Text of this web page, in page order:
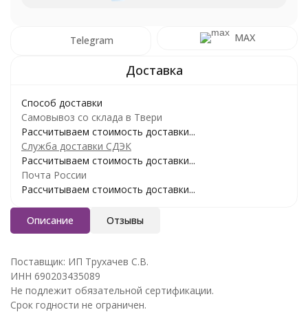
Telegram MAX
Способ доставки
Самовывоз со склада в Твери
Рассчитываем стоимость доставки...
Служба доставки СДЭК
Рассчитываем стоимость доставки...
Почта России
Рассчитываем стоимость доставки...
Описание Отзывы
Поставщик: ИП Трухачев С.В.
ИНН 690203435089
Не подлежит обязательной сертификации.
Срок годности не ограничен.